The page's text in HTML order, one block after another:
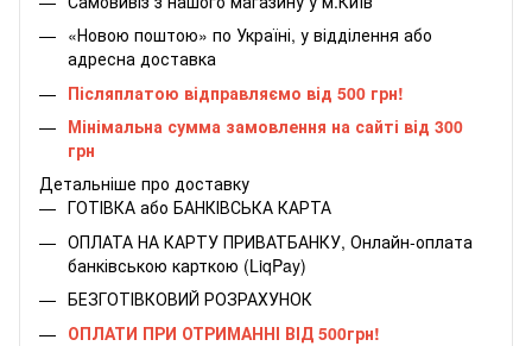
«Новою поштою» по Україні, у відділення або
адресна доставка
Післяплатою відправляємо від 500 грн!
Мінімальна сумма замовлення на сайті від 300
грн
Детальніше про доставку
ГОТІВКА або БАНКІВСЬКА КАРТА
ОПЛАТА НА КАРТУ ПРИВАТБАНКУ, Онлайн-оплата
банківською карткою (LiqPay)
БЕЗГОТІВКОВИЙ РОЗРАХУНОК
ОПЛАТИ ПРИ ОТРИМАННІ ВІД 500грн!